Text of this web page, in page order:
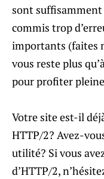
sont suffisamment
commis trop
importants (faites
vous reste plus
pour profiter
Votre site est-il
HTTP/2? Avez-
utilité? Si vous
d’HTTP/2,